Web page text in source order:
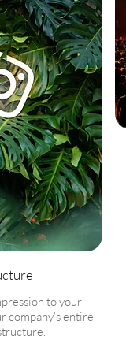
to your
company's entire